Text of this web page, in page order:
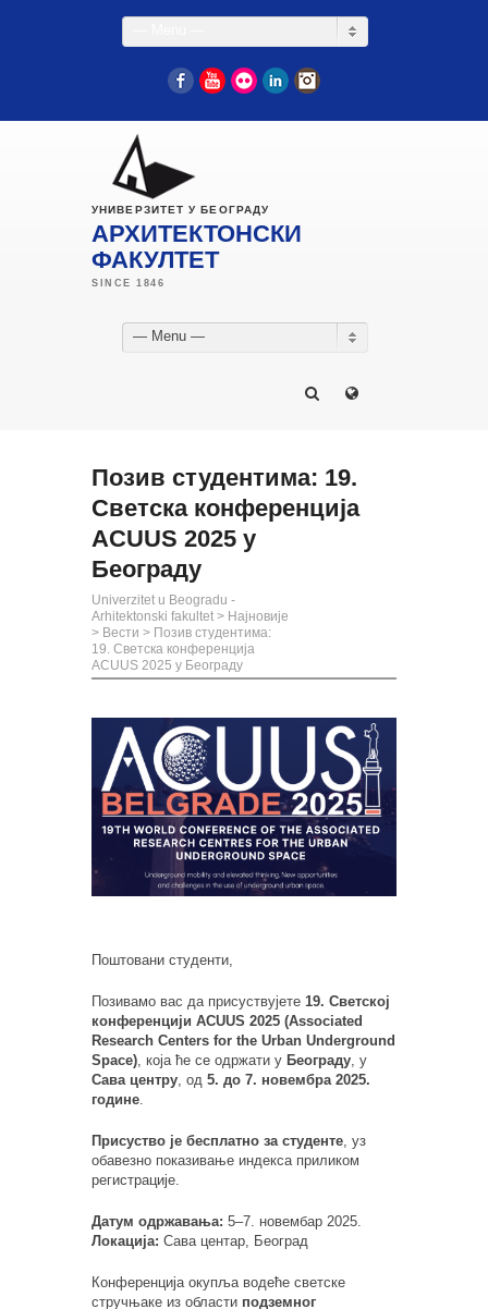
FacebookYouTube
Flickr LinkedIn
УНИВЕРЗИТЕТ У БЕОГРАДУ
АРХИТЕКТОНСКИ
ФАКУЛТЕТ
— Menu —
Позив студентима: 19.
Светска конференција
ACUUS 2025 у
Београду
Univerzitet u Beogradu -
Arhitektonski fakultet > Најновије
> Вести > Позив студентима:
19. Светска конференција
ACUUS 2025 у Београду
Поштовани студенти,
Позивамо вас да присуствујете 19. Светској
конференцији ACUUS 2025 (Associated
Research Centers for the Urban Underground
Space), која ће се одржати у Београду, у
Сава центру, од 5. до 7. новембра 2025.
године.
Присуство је бесплатно за студенте, уз
обавезно показивање индекса приликом
регистрације.
Датум одржавања: 5–7. новембар 2025.
Локација: Сава центар, Београд
Конференција окупља водеће светске
стручњаке из области подземног